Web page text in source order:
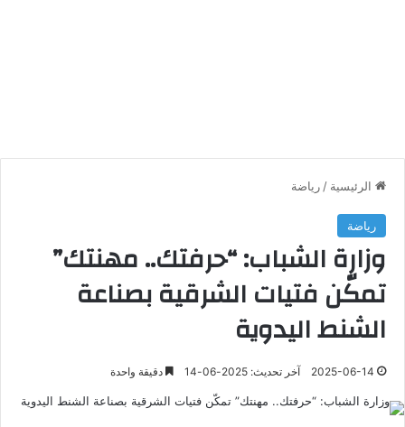
الرئيسية / رياضة
رياضة
وزارة الشباب: “حرفتك.. مهنتك”
تمكّن فتيات الشرقية بصناعة
الشنط اليدوية
2025-06-14 آخر تحديث: 2025-06-14 دقيقة واحدة